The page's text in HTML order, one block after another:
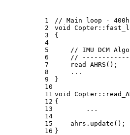
1
2
3
4
5
6
7
8
9
10
11
12
13
14
15
16
// Main loop -
void
{
// IMU DCM
//
read_AHRS ();
    ...
}
void
{
	...
    ahrs.
update ();
}